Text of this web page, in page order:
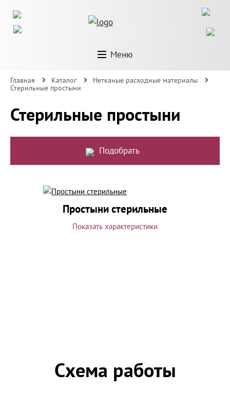
Меню
Главная Каталог
Нетканые расходные материалы
Стерильные простыни
Стерильные простыни
Подобрать
Простыни стерильные
Показать характеристики
Схема работы